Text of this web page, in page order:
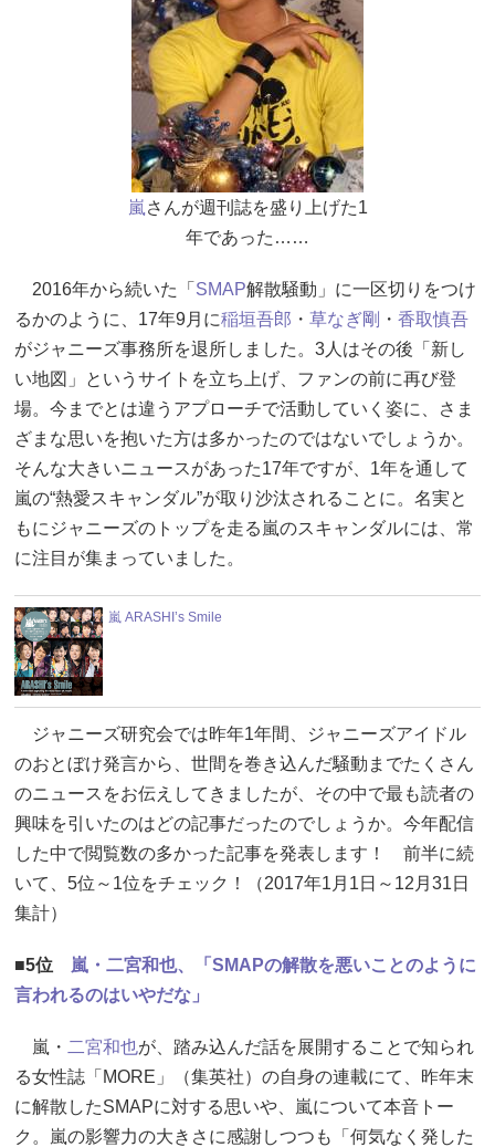
嵐 さんが週刊誌を盛り上げた1
年であった……
2016年から続いた「 SMAP解散騒動」に一区切りをつけ
るかのように、17年9月に稲垣吾郎 ・ 草なぎ剛 ・ 香取慎吾
がジャニーズ事務所を退所しました。3人はその後「新し
い地図」というサイトを立ち上げ、ファンの前に再び登
場。今までとは違うアプローチで活動していく姿に、さま
ざまな思いを抱いた方は多かったのではないでしょうか。
そんな大きいニュースがあった17年ですが、1年を通して
嵐の“熱愛スキャンダル”が取り沙汰されることに。名実と
もにジャニーズのトップを走る嵐のスキャンダルには、常
に注目が集まっていました。
嵐 ARASHI’s Smile
ジャニーズ研究会では昨年1年間、ジャニーズアイドル
のおとぼけ発言から、世間を巻き込んだ騒動までたくさん
のニュースをお伝えしてきましたが、その中で最も読者の
興味を引いたのはどの記事だったのでしょうか。今年配信
した中で閲覧数の多かった記事を発表します！ 前半に続
いて、5位～1位をチェック！（2017年1月1日～12月31日
集計）
■5位
嵐・二宮和也、「SMAPの解散を悪いことのように
言われるのはいやだな」
嵐・ 二宮和也が、踏み込んだ話を展開することで知られ
る女性誌「MORE」（集英社）の自身の連載にて、昨年末
に解散したSMAPに対する思いや、嵐について本音トー
ク。嵐の影響力の大きさに感謝しつつも「何気なく発した